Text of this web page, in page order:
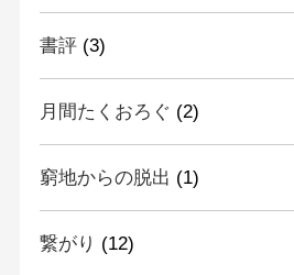
書評(3)
月間たくおろぐ (2)
窮地からの脱出 (1)
繋がり (12)